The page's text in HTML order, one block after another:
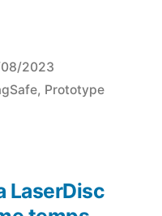
2023
:
, Prototype
:
LaserDisc